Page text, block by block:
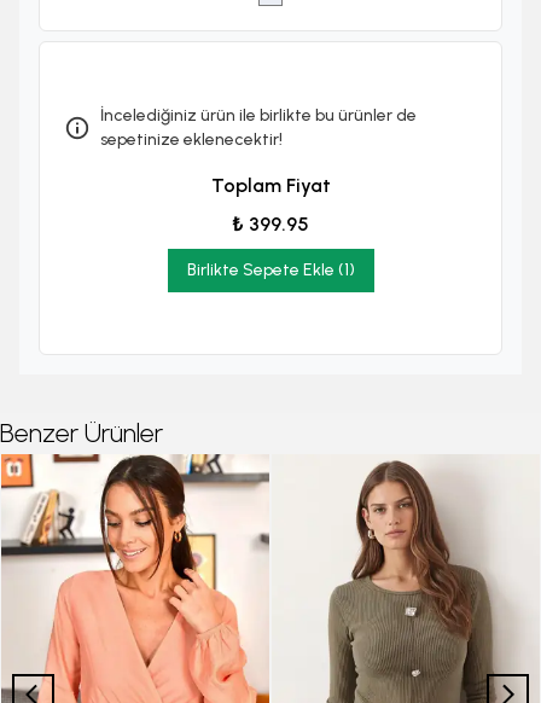
İncelediğiniz ürün ile birlikte bu ürünler de
sepetinize eklenecektir!
Toplam Fiyat
₺ 399.95
Birlikte Sepete Ekle (1)
Benzer Ürünler